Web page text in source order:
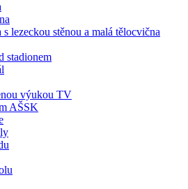
lezeckou stěnou a malá tělocvična
stadionem
výukou TV
AŠSK